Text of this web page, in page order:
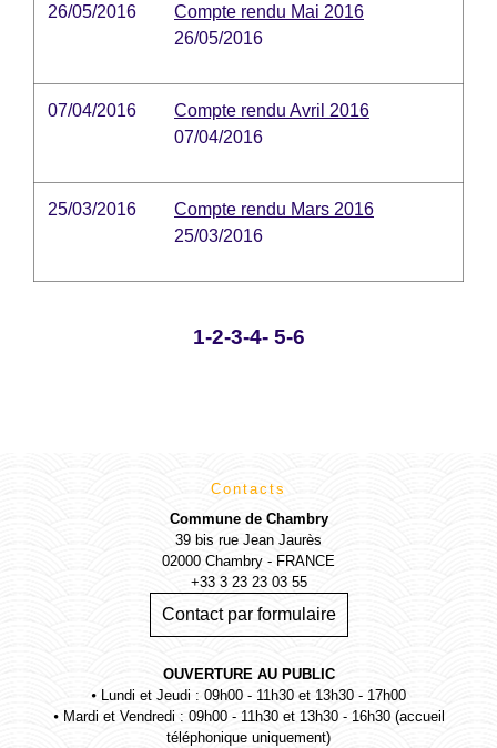
26/05/2016
Compte rendu Mai 2016
26/05/2016
07/04/2016
Compte rendu Avril 2016
07/04/2016
25/03/2016
Compte rendu Mars 2016
25/03/2016
1-2-3-4- 5-6
Contacts
Commune de Chambry
39 bis rue Jean Jaurès
02000 Chambry - FRANCE
+33 3 23 23 03 55
Contact par formulaire
OUVERTURE AU PUBLIC
⦁ Lundi et Jeudi : 09h00 - 11h30 et 13h30 - 17h00
⦁ Mardi et Vendredi : 09h00 - 11h30 et 13h30 - 16h30 (accueil
téléphonique uniquement)